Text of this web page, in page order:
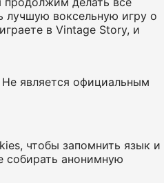
лучшую воксельную игру о
в Vintage Story, и
является официальным
чтобы запомнить язык и
собирать анонимную